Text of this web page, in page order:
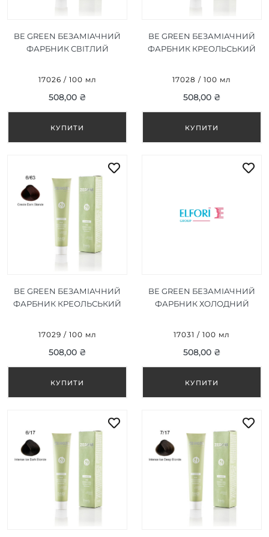
BE GREEN БЕЗАМІАЧНИЙ
ФАРБНИК СВІТЛИЙ
17026 / 100 мл
508,00 ₴
BE GREEN БЕЗАМІАЧНИЙ
ФАРБНИК КРЕОЛЬСЬКИЙ
17028 / 100 мл
508,00 ₴
BE GREEN БЕЗАМІАЧНИЙ
ФАРБНИК КРЕОЛЬСЬКИЙ
17029 / 100 мл
508,00 ₴
BE GREEN БЕЗАМІАЧНИЙ
ФАРБНИК ХОЛОДНИЙ
17031 / 100 мл
508,00 ₴